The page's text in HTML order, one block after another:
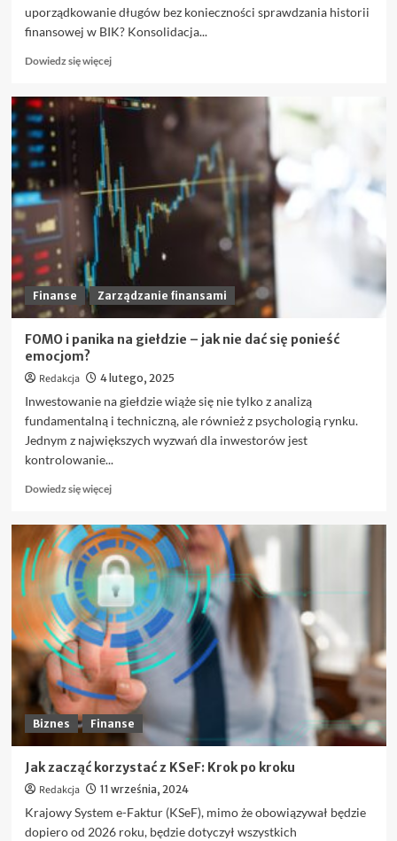
uporządkowanie długów bez konieczności sprawdzania historii
finansowej w BIK? Konsolidacja...
Dowiedz się więcejDowiedz
o
pozabankowa
bez
BIK
i
kto
może
niej
Finanse Zarządzanie finansami
FOMO i panika na giełdzie – jak nie dać się ponieść
emocjom?
Redakcja 4 lutego, 2025
Inwestowanie na giełdzie wiąże się nie tylko z analizą
fundamentalną i techniczną, ale również z psychologią rynku.
Jednym z największych wyzwań dla inwestorów jest
kontrolowanie...
Dowiedz się więcejDowiedz
o
FOMO
i
panika
na
giełdzie
–
jak
dać
się
ponieść
emocjom?
Biznes Finanse
Jak zacząć korzystać z KSeF: Krok po kroku
Redakcja 11 września, 2024
Krajowy System e-Faktur (KSeF), mimo że obowiązywał będzie
dopiero od 2026 roku, będzie dotyczył wszystkich